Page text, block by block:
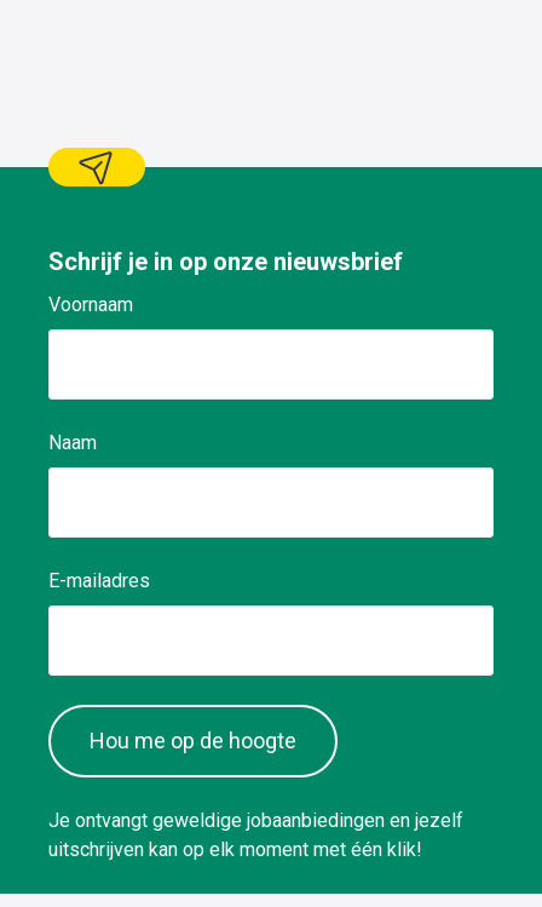
Schrijf je in op onze nieuwsbrief
Voornaam
Naam
E-mailadres
Hou me op de hoogte
Je ontvangt geweldige jobaanbiedingen en jezelf
uitschrijven kan op elk moment met één klik!